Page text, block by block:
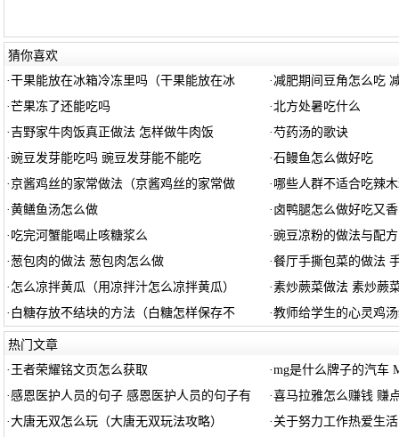
猜你喜欢
·干果能放在冰箱冷冻里吗（干果能放在冰 · 减肥期间豆角怎么吃
·芒果冻了还能吃吗 ·北方处暑吃什么
·吉野家牛肉饭真正做法 怎样做牛肉饭 ·芍药汤的歌诀
· 豌豆发芽能吃吗 豌豆发芽能不能吃 ·石鳗鱼怎么做好吃
· 京酱鸡丝的家常做法（京酱鸡丝的家常做 · 哪些人群不适合吃辣
·黄鳝鱼汤怎么做 · 卤鸭腿怎么做好吃又
· 吃完河蟹能喝止咳糖浆么 · 豌豆凉粉的做法与配
· 葱包肉的做法 葱包肉怎么做 ·餐厅手撕包菜的做法
· 怎么凉拌黄瓜（用凉拌汁怎么凉拌黄瓜） ·素炒蕨菜做法 素炒蕨
· 白糖存放不结块的方法（白糖怎样保存不 ·教师给学生的心灵鸡
热门文章
· 王者荣耀铭文页怎么获取 ·mg是什么牌子的汽车
·感恩医护人员的句子 感恩医护人员的句子有 ·喜马拉雅怎么赚钱 赚
·大唐无双怎么玩（大唐无双玩法攻略） · 关于努力工作热爱生